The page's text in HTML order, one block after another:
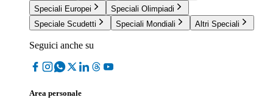
Speciali Europei
Speciali Olimpiadi
Speciale Scudetti
Speciali Mondiali Altri Speciali
Seguici anche su
Area personale